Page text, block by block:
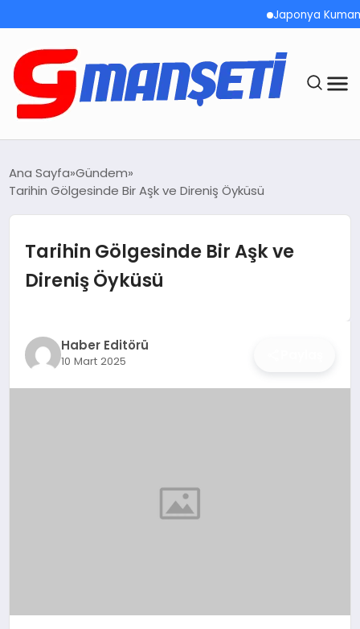
Japonya
DEMOLAR
MEGA MENÜ
TEKNOLOJI
İŞ DÜNYASI
OYUN
Ana Sayfa Gündem
Tarihin Gölgesinde Bir Aşk ve Direniş Öyküsü
Tarihin Gölgesinde Bir Aşk ve
Direniş Öyküsü
Haber Editörü
10 Mart 2025